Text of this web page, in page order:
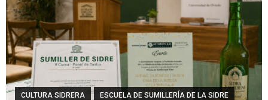
CULTURA SIDRERA ESCUELA DE SUMILLERÍA DE LA SIDRE